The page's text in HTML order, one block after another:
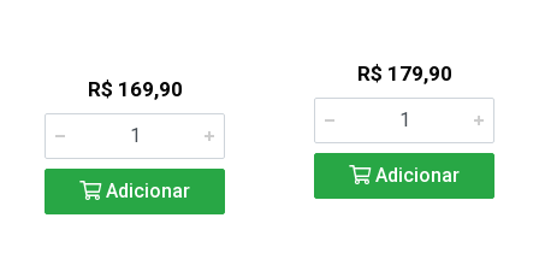
R$ 169,90
Adicionar
R$ 179,90
Adicionar